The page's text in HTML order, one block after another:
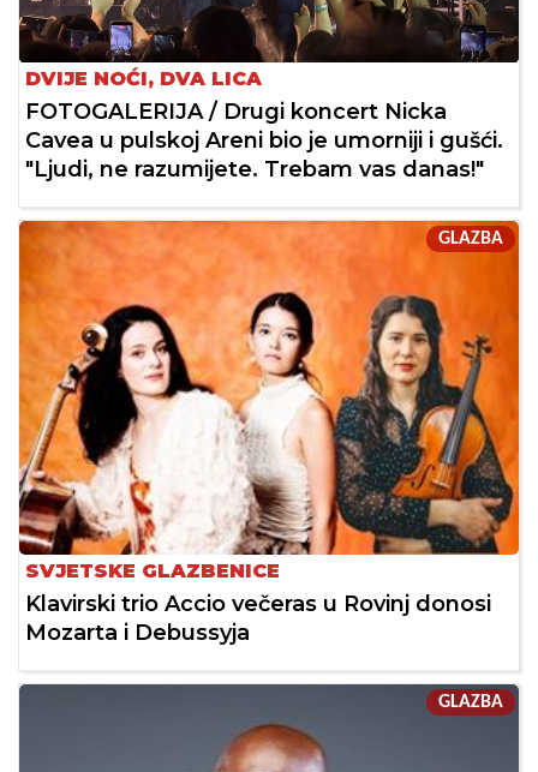
DVIJE NOĆI, DVA LICA
FOTOGALERIJA / Drugi koncert Nicka
Cavea u pulskoj Areni bio je umorniji i gušći.
"Ljudi, ne razumijete. Trebam vas danas!"
GLAZBA
SVJETSKE GLAZBENICE
Klavirski trio Accio večeras u Rovinj donosi
Mozarta i Debussyja
GLAZBA